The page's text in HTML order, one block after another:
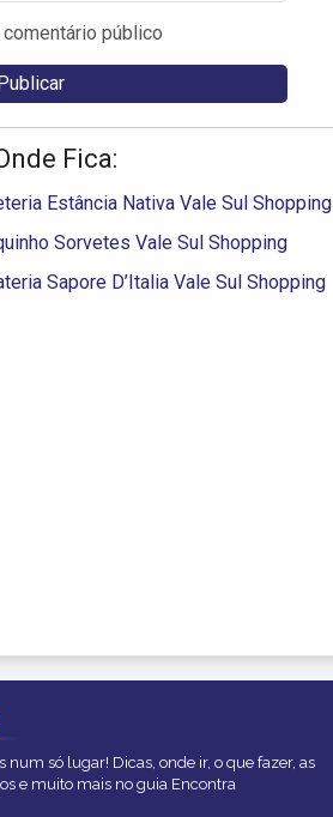
público
Fica:
Estância Nativa Vale Sul Shopping
Sorvetes Vale Sul Shopping
Sapore D’Italia Vale Sul Shopping
num só lugar! Dicas, onde ir, o que fazer, as
e muito mais no guia Encontra